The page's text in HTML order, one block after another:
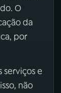
O
da
por
serviços e
não